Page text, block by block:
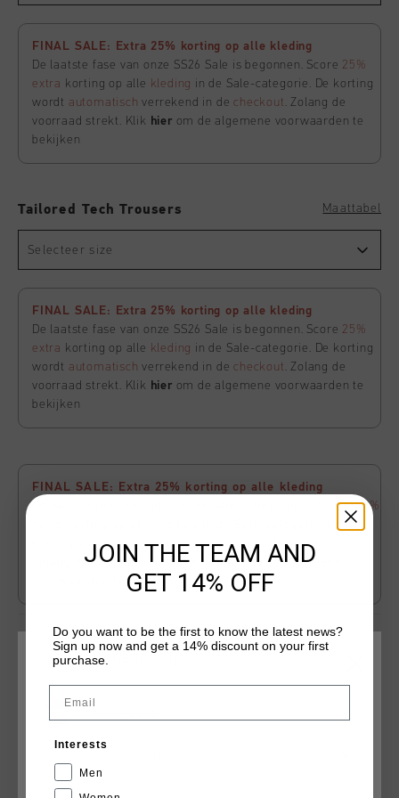
FINAL SALE: Extra 25% korting op alle kleding
De laatste fase van onze SS26 Sale is begonnen. Score 25%
extra korting op alle kleding in de Sale-categorie. De korting
wordt automatisch verrekend in decheckout . Zolang de
voorraad strekt. Klik hier om de algemene voorwaarden te
bekijken
Tailored Tech Trousers Maattabel
Selecteer size
FINAL SALE: Extra 25% korting op alle kleding
De laatste fase van onze SS26 Sale is begonnen. Score 25%
extra korting op alle kleding in de Sale-categorie. De korting
wordt automatisch verrekend in decheckout . Zolang de
voorraad strekt. Klik hier om de algemene voorwaarden te
bekijken
FINAL SALE: Extra 25% korting op alle kleding
De laatste fase van onze SS26 Sale is begonnen. Score25%
in de Sale-categorie. De
korting wordt automatischverrekend in decheckout
Zolang de voorraad strekt. Klikhierom de algemene
voorwaarden te bekijken
Selecter mat voor beschikbaarheid
14 dagen eenvoudig retourneren
KIES JE LOCATIE EN TAAL
JOIN THE TEAM AND
GET 14% OFF
Do you want to be the first to know the latest news?
Sign up now and get a 14% discount on your first
purchase.
Email
Interests
Men